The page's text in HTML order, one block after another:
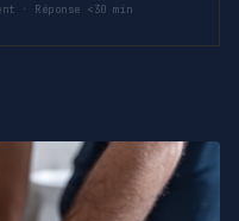
· Réponse <30 min